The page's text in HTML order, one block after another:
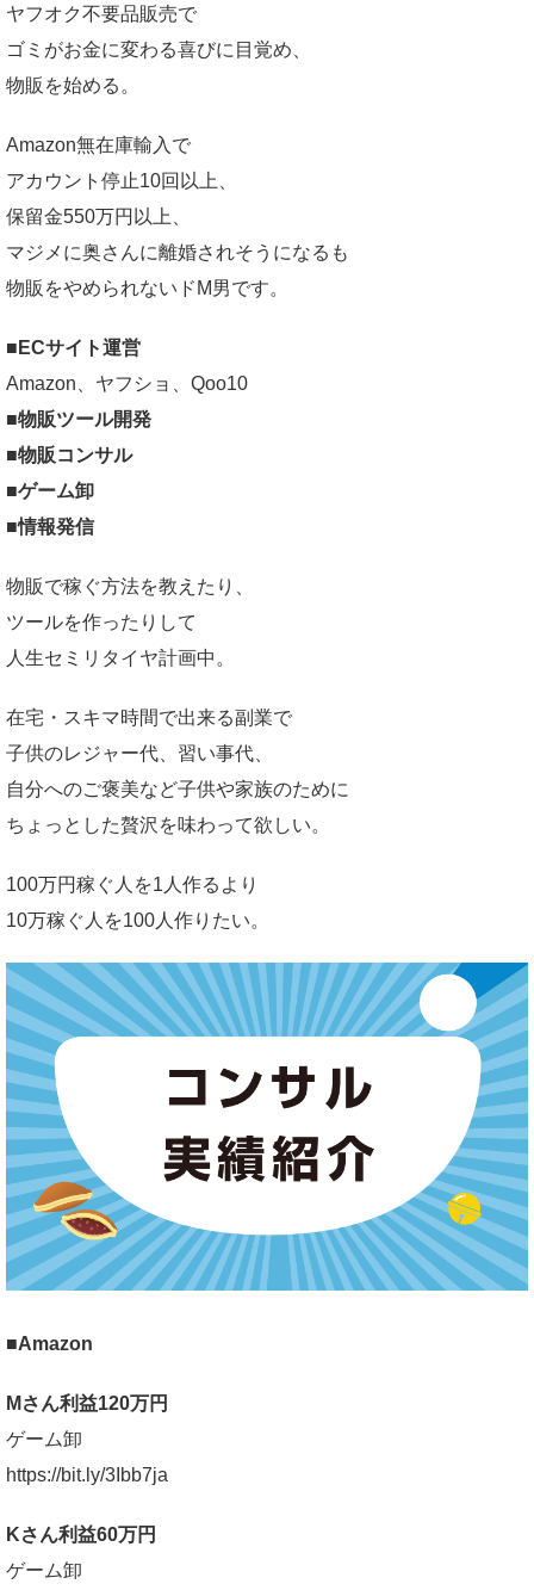
ヤフオク不要品販売で
ゴミがお金に変わる喜びに目覚め、
物販を始める。
Amazon無在庫輸入で
アカウント停止10回以上、
保留金550万円以上、
マジメに奥さんに離婚されそうになるも
物販をやめられないドM男です。
■ECサイト運営
Amazon、ヤフショ、Qoo10
■物販ツール開発
■物販コンサル
■ゲーム卸
■情報発信
物販で稼ぐ方法を教えたり、
ツールを作ったりして
人生セミリタイヤ計画中。
在宅・スキマ時間で出来る副業で
子供のレジャー代、習い事代、
自分へのご褒美など子供や家族のために
ちょっとした贅沢を味わって欲しい。
100万円稼ぐ人を1人作るより
10万稼ぐ人を100人作りたい。
■Amazon
Mさん利益120万円
ゲーム卸
https://bit.ly/3Ibb7ja
Kさん利益60万円
ゲーム卸